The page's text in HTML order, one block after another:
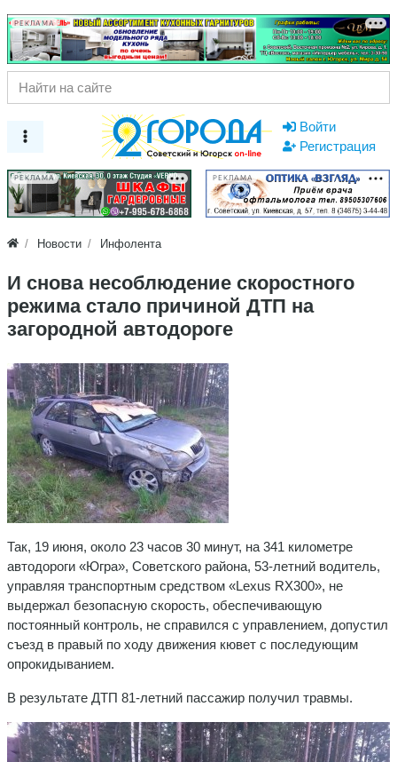
РЕКЛАМА
Войти
Регистрация
РЕКЛАМА РЕКЛАМА
Новости Инфолента
И снова несоблюдение скоростного
режима стало причиной ДТП на
загородной автодороге
Так, 19 июня, около 23 часов 30 минут, на 341 километре
автодороги «Югра», Советского района, 53-летний водитель,
управляя транспортным средством «Lexus RX300», не
выдержал безопасную скорость, обеспечивающую
постоянный контроль, не справился с управлением, допустил
съезд в правый по ходу движения кювет с последующим
опрокидыванием.
В результате ДТП 81-летний пассажир получил травмы.